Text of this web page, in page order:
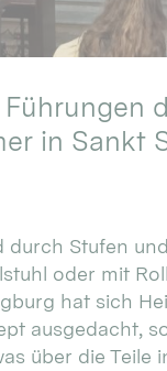
in Sankt
durch Stufen
oder mit
hat sich
ausgedacht,
über die Teile